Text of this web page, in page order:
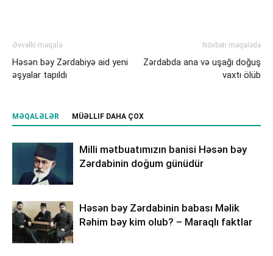
Əvvəlki məqalə
Həsən bəy Zərdabiyə aid yeni
əşyalar tapıldı
Növbəti məqalədə
Zərdabda ana və uşağı doğuş
vaxtı ölüb
MƏQALƏLƏR MÜƏLLIF DAHA ÇOX
Milli mətbuatımızın banisi Həsən bəy
Zərdabinin doğum günüdür
Həsən bəy Zərdabinin babası Məlik
Rəhim bəy kim olub? – Maraqlı faktlar